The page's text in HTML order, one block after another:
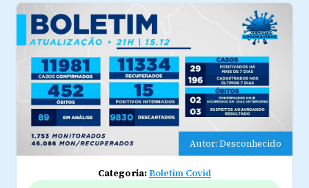
Autor: Desconhecido
Categoria:Boletim Covid